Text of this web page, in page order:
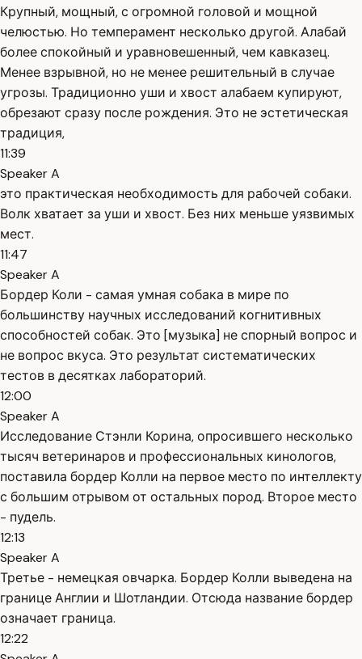
Крупный, мощный, с огромной головой и мощной
челюстью. Но темперамент несколько другой. Алабай
более спокойный и уравновешенный, чем кавказец.
Менее взрывной, но не менее решительный в случае
угрозы. Традиционно уши и хвост алабаем купируют,
обрезают сразу после рождения. Это не эстетическая
традиция,
11:39
Speaker A
это практическая необходимость для рабочей собаки.
Волк хватает за уши и хвост. Без них меньше уязвимых
мест.
11:47
Speaker A
Бордер Коли - самая умная собака в мире по
большинству научных исследований когнитивных
способностей собак. Это [музыка] не спорный вопрос и
не вопрос вкуса. Это результат систематических
тестов в десятках лабораторий.
12:00
Speaker A
Исследование Стэнли Корина, опросившего несколько
тысяч ветеринаров и профессиональных кинологов,
поставила бордер Колли на первое место по интеллекту
с большим отрывом от остальных пород. Второе место
- пудель.
12:13
Speaker A
Третье - немецкая овчарка. Бордер Колли выведена на
границе Англии и Шотландии. Отсюда название бордер
означает граница.
12:22